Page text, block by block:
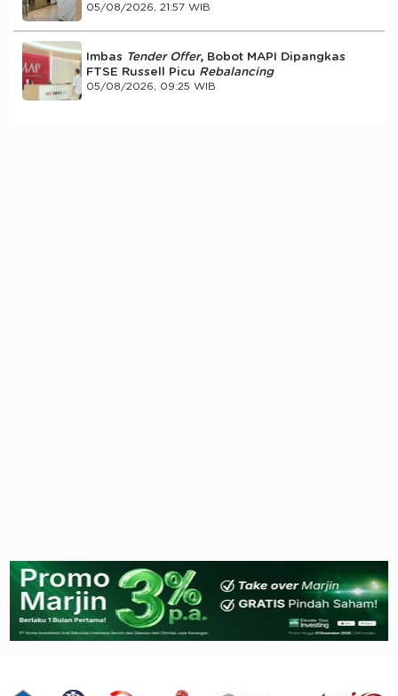
05/08/2026, 21:57 WIB
Imbas Tender Offer, Bobot MAPI Dipangkas
FTSE Russell Picu Rebalancing
05/08/2026, 09:25 WIB